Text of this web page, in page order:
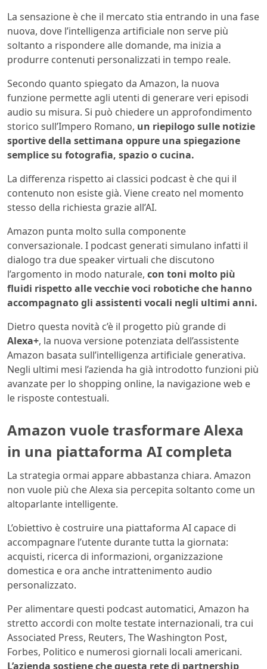
La sensazione è che il mercato stia entrando in una fase
nuova, dove l’intelligenza artificiale non serve più
soltanto a rispondere alle domande, ma inizia a
produrre contenuti personalizzati in tempo reale.
Secondo quanto spiegato da Amazon, la nuova
funzione permette agli utenti di generare veri episodi
audio su misura. Si può chiedere un approfondimento
storico sull’Impero Romano, un riepilogo sulle notizie
sportive della settimana oppure una spiegazione
semplice su fotografia, spazio o cucina.
La differenza rispetto ai classici podcast è che qui il
contenuto non esiste già. Viene creato nel momento
stesso della richiesta grazie all’AI.
Amazon punta molto sulla componente
conversazionale. I podcast generati simulano infatti il
dialogo tra due speaker virtuali che discutono
l’argomento in modo naturale, con toni molto più
fluidi rispetto alle vecchie voci robotiche che hanno
accompagnato gli assistenti vocali negli ultimi anni.
Dietro questa novità c’è il progetto più grande di
Alexa+, la nuova versione potenziata dell’assistente
Amazon basata sull’intelligenza artificiale generativa.
Negli ultimi mesi l’azienda ha già introdotto funzioni più
avanzate per lo shopping online, la navigazione web e
le risposte contestuali.
Amazon vuole trasformare Alexa
in una piattaforma AI completa
La strategia ormai appare abbastanza chiara. Amazon
non vuole più che Alexa sia percepita soltanto come un
altoparlante intelligente.
L’obiettivo è costruire una piattaforma AI capace di
accompagnare l’utente durante tutta la giornata:
acquisti, ricerca di informazioni, organizzazione
domestica e ora anche intrattenimento audio
personalizzato.
Per alimentare questi podcast automatici, Amazon ha
stretto accordi con molte testate internazionali, tra cui
Associated Press, Reuters, The Washington Post,
Forbes, Politico e numerosi giornali locali americani.
L’azienda sostiene che questa rete di partnership